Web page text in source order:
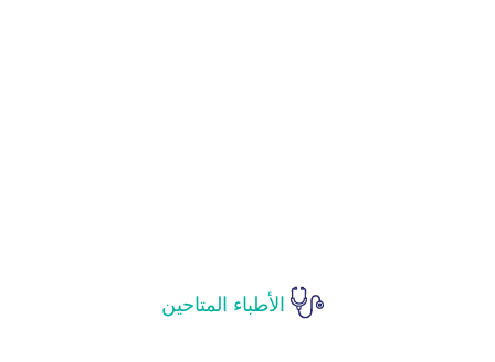
الأطباء المتاحين